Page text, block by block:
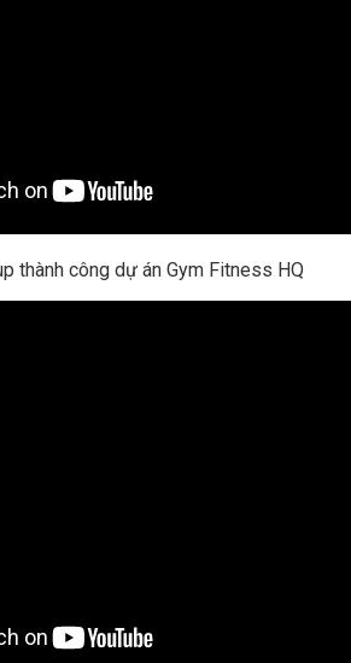
thành công dự án Gym Fitness HQ